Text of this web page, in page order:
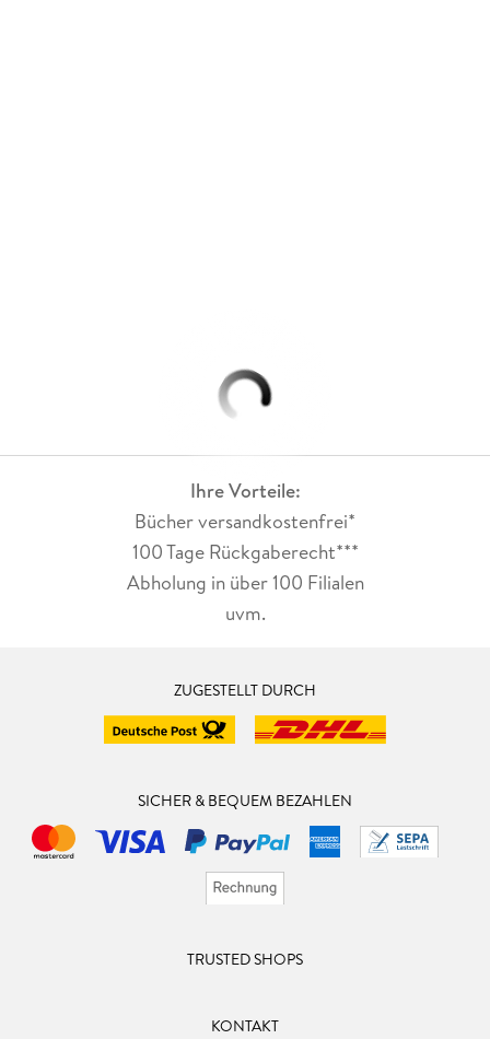
Ihre Vorteile:
Bücher versandkostenfrei*
100 Tage Rückgaberecht***
Abholung in über 100 Filialen
uvm.
ZUGESTELLT DURCH
SICHER & BEQUEM BEZAHLEN
TRUSTED SHOPS
KONTAKT